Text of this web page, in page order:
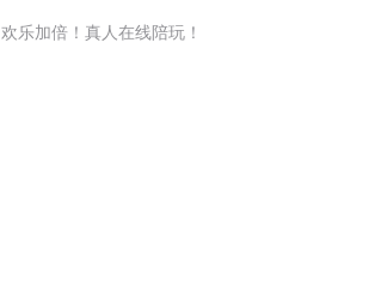
欢乐加倍！真人在线陪玩！